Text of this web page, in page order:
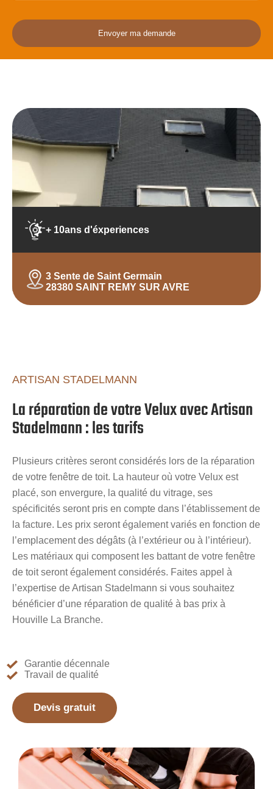
+ 10ans d'éxperiences
3 Sente de Saint Germain
28380 SAINT REMY SUR AVRE
ARTISAN STADELMANN
La réparation de votre Velux avec Artisan
Stadelmann : les tarifs
Plusieurs critères seront considérés lors de la réparation
de votre fenêtre de toit. La hauteur où votre Velux est
placé, son envergure, la qualité du vitrage, ses
spécificités seront pris en compte dans l’établissement de
la facture. Les prix seront également variés en fonction de
l’emplacement des dégâts (à l’extérieur ou à l’intérieur).
Les matériaux qui composent les battant de votre fenêtre
de toit seront également considérés. Faites appel à
l’expertise de Artisan Stadelmann si vous souhaitez
bénéficier d’une réparation de qualité à bas prix à
Houville La Branche.
Garantie décennale
Travail de qualité
Devis gratuit